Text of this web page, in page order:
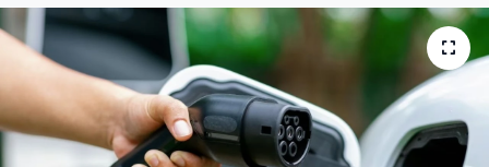
Cide Haberleri
Daday Haberleri
Devrekani Haberleri